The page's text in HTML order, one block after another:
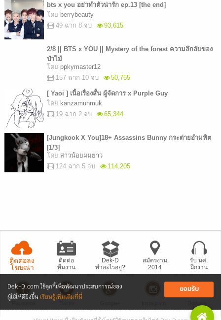
Dek-D.com ใช้คุกกี้เพื่อพัฒนาประสบการณ์ของ
ผู้ใช้ให้ดียิ่งขึ้น เรียนรู้เพิ่มเติมที่นี่
ยอมรับ
bts x you อย่าทำตัวน่ารัก ep.13 [the end]
โดย berrybeauty
49 ฉาก 8 จบ
93,615
2/8 || BTS x YOU || Mystery of the forest ความลึกลับของ
ป่าไม้
โดย ppkymaster12
157 ฉาก 10 จบ
50,755
[ Yaoi ] เนื้อเรื่องสั้น ผู้จัดการ x Purple Guy
โดย kanzamunmuk
19 ฉาก 2 จบ
65,344
[Jungkook X You]18+ Assassins Bunny กระต่ายอำมหิต
[1/3]
โดย สาวน้อยผมยาว
124 ฉาก 5 จบ
114,205
ติดต่อลง
โฆษณา
ติดต่อ
ทีมงาน
Dek-D
ทำอะไรอยู่?
สมัครงาน
2014
รับ นศ.
ฝึกงาน